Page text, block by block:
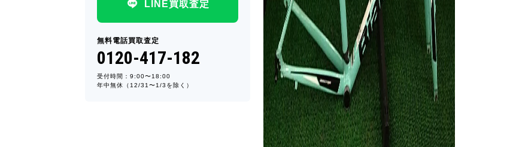
LINE買取査定
無料電話買取査定
0120-417-182
受付時間：9:00〜18:00
年中無休（12/31〜1/3を除く）